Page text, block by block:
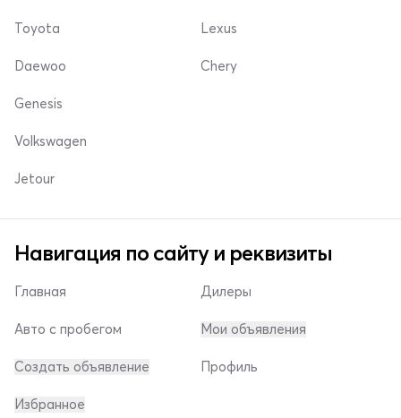
Toyota
Daewoo
Lexus
Chery
Genesis
Volkswagen
Jetour
Навигация по сайту и реквизиты
Главная
Авто с пробегом
Создать объявление
Дилеры
Мои объявления
Профиль
Избранное